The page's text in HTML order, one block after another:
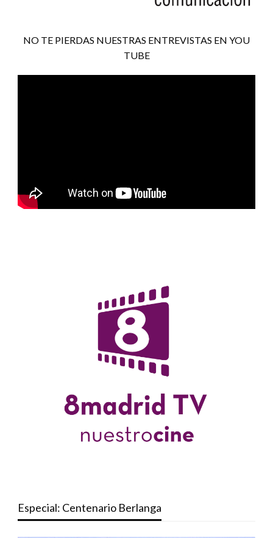
NO TE PIERDAS NUESTRAS ENTREVISTAS EN YOU
TUBE
Especial: Centenario Berlanga